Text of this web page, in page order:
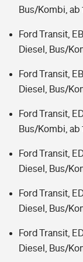
Bus/Kombi, ab
Ford Transit,
Diesel, Bus/
Ford Transit,
Diesel, Bus/
Ford Transit,
Bus/Kombi, ab
Ford Transit,
Diesel, Bus/
Ford Transit,
Diesel, Bus/
Ford Transit,
Diesel, Bus/